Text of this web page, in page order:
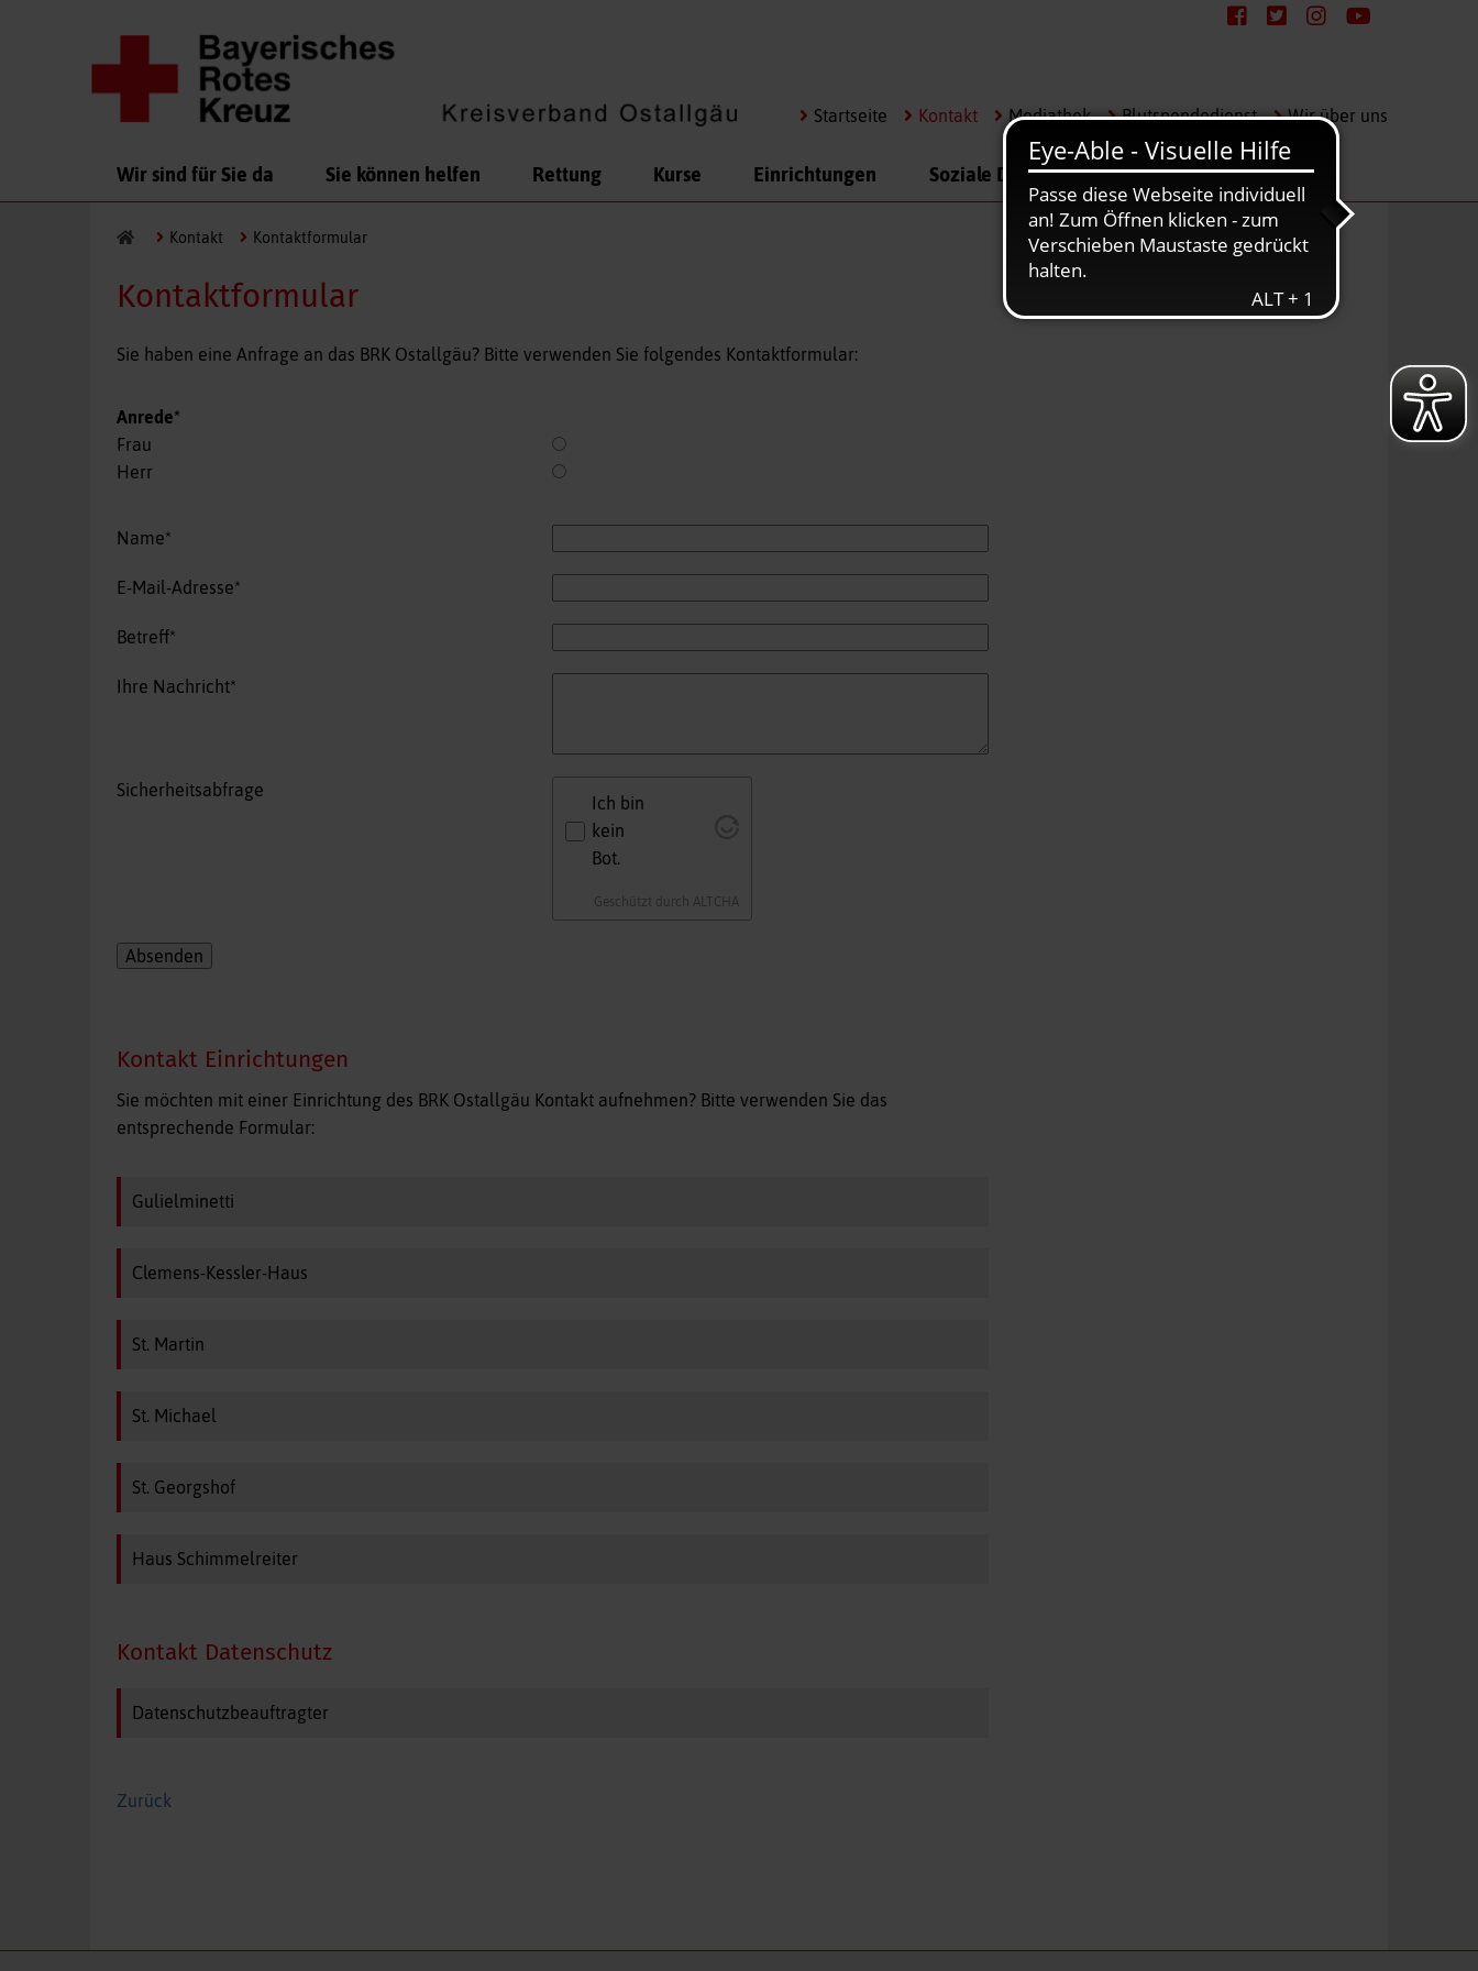
NavigationStartseite Kontakt Mediathek Blutspendedienst Wir über uns
Wir sind für Sie da Sie können helfen Rettung Kurse Einrichtungen Soziale Dienste Karriere
Kontakt Kontaktformular
Kontaktformular
Sie haben eine Anfrage an das BRK Ostallgäu? Bitte verwenden Sie folgendes Kontaktformular:
Pflichtfeld
Anrede*
Frau
Herr
Pflichtfeld
Name*
Pflichtfeld
E-Mail-Adresse*
Pflichtfeld
Betreff*
Pflichtfeld
Ihre Nachricht*
Sicherheitsabfrage
Ich bin
kein
Bot.
Geschützt durch ALTCHA
Absenden
Kontakt Einrichtungen
Sie möchten mit einer Einrichtung des BRK Ostallgäu Kontakt aufnehmen? Bitte verwenden Sie das
entsprechende Formular:
Gulielminetti
Clemens-Kessler-Haus
St. Martin
St. Michael
St. Georgshof
Haus Schimmelreiter
Kontakt Datenschutz
Datenschutzbeauftragter
Zurück